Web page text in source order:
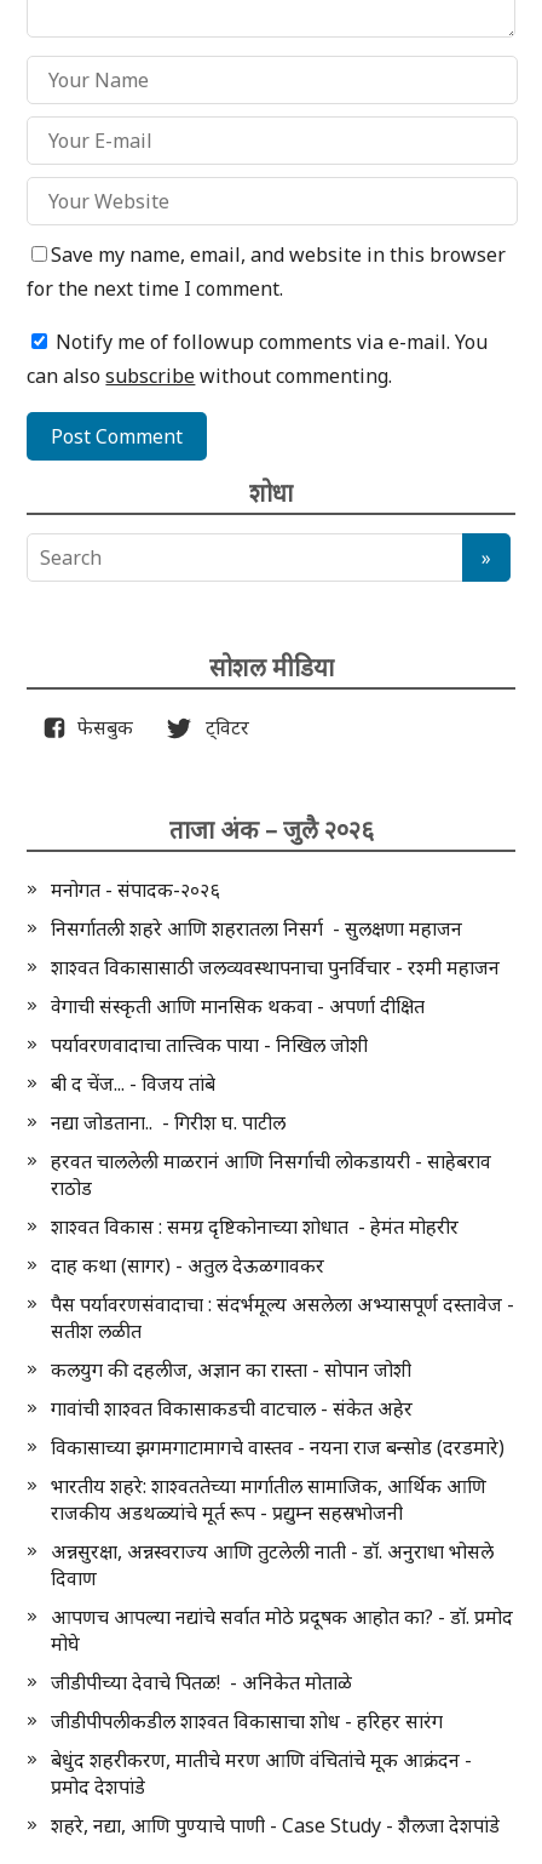
Save my name, email, and website in this browser
for the next time I comment.
Notify me of followup comments via e-mail. You
can alsosubscribewithout commenting.
शोधा
सोशल मीडिया
फेसबुक ट्विटर
ताजा अंक – जुलै २०२६
मनोगत - संपादक-२०२६
निसर्गातली शहरे आणि शहरातला निसर्ग - सुलक्षणा महाजन
शाश्वत विकासासाठी जलव्यवस्थापनाचा पुनर्विचार - रश्मी महाजन
वेगाची संस्कृती आणि मानसिक थकवा - अपर्णा दीक्षित
पर्यावरणवादाचा तात्त्विक पाया - निखिल जोशी
बी द चेंज... - विजय तांबे
नद्या जोडताना.. - गिरीश घ. पाटील
हरवत चाललेली माळरानं आणि निसर्गाची लोकडायरी - साहेबराव
राठोड
शाश्वत विकास : समग्र दृष्टिकोनाच्या शोधात - हेमंत मोहरीर
दाह कथा (सागर) - अतुल देऊळगावकर
पैस पर्यावरणसंवादाचा : संदर्भमूल्य असलेला अभ्यासपूर्ण दस्तावेज -
सतीश लळीत
कलयुग की दहलीज, अज्ञान का रास्ता - सोपान जोशी
गावांची शाश्वत विकासाकडची वाटचाल - संकेत अहेर
विकासाच्या झगमगाटामागचे वास्तव - नयना राज बन्सोड (दरडमारे)
भारतीय शहरे: शाश्वततेच्या मार्गातील सामाजिक, आर्थिक आणि
राजकीय अडथळ्यांचे मूर्त रूप - प्रद्युम्न सहस्रभोजनी
अन्नसुरक्षा, अन्नस्वराज्य आणि तुटलेली नाती - डॉ. अनुराधा भोसले
दिवाण
आपणच आपल्या नद्यांचे सर्वात मोठे प्रदूषक आहोत का? - डॉ. प्रमोद
मोघे
जीडीपीच्या देवाचे पितळ! - अनिकेत मोताळे
जीडीपीपलीकडील शाश्वत विकासाचा शोध - हरिहर सारंग
बेधुंद शहरीकरण, मातीचे मरण आणि वंचितांचे मूक आक्रंदन -
प्रमोद देशपांडे
शहरे, नद्या, आणि पुण्याचे पाणी - Case Study - शैलजा देशपांडे